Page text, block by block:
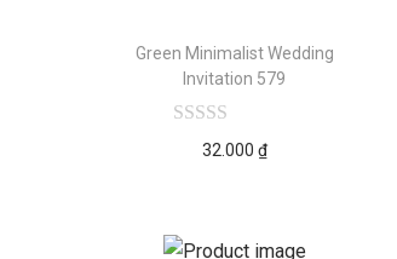
Green Minimalist Wedding
Invitation 579
32.000 ₫